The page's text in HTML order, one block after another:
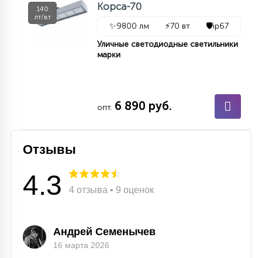
140
лт/вт
Корса-70
✨9800 лм ⚡70 вт 🛡️ip67
Уличные светодиодные светильники
марки
опт. 6 890 руб.
Отзывы
4.3 4 отзыва • 9 оценок
Андрей Семенычев
16 марта 2026